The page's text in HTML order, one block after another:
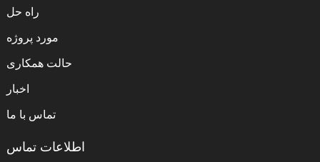
راه حل
مورد پروژه
حالت همکاری
اخبار
تماس با ما
اطلاعات تماس